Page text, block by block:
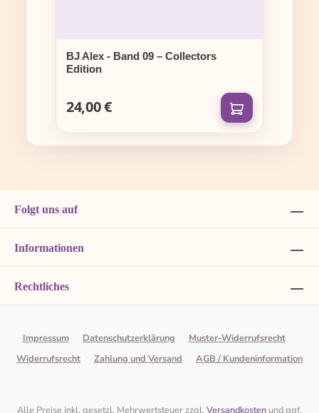
BJ Alex - Band 09 – Collectors
Edition
Regulärer Preis:
24,00 €
Folgt uns auf
Informationen
Rechtliches
Impressum Datenschutzerklärung
Muster-Widerrufsrecht
Widerrufsrecht
Zahlung und Versand AGB / Kundeninformation